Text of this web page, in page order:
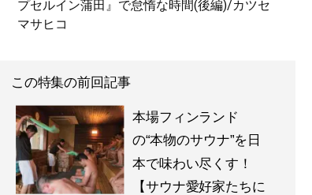
プセルイン蒲田』で怠惰な時間(後編)/カツセ
マサヒコ
この特集の前回記事
本場フィンランド
の“本物のサウナ”を日
本で味わい尽くす！
【サウナ愛好家たちに